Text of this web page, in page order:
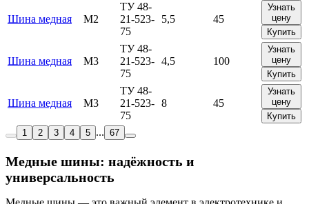
Шина медная М2
ТУ 48-
21-523-
75
5,5 45
Узнать
цену
Купить
Шина медная М3
ТУ 48-
21-523-
75
4,5 100
Узнать
цену
Купить
Шина медная М3
ТУ 48-
21-523-
75
8 45
Узнать
цену
Купить
1
2 3 4 5 ... 67
Медные шины: надёжность и
универсальность